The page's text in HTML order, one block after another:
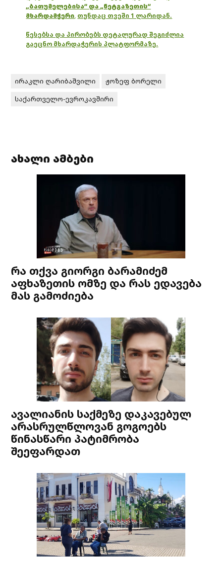
„ბათუმელებისა“ და „ნეტგაზეთის“
მხარდამჭერი, თუნდაც თვეში 1 ლარიდან.
წესებსა და პირობებს დეტალურად შეგიძლია
გაეცნო მხარდაჭერის პლატფორმაზე.
ირაკლი ღარიბაშვილი
ჟოზეფ ბორელი
საქართველო-ევროკავშირი
ახალი ამბები
რა თქვა გიორგი ბარამიძემ
აფხაზეთის ომზე და რას ედავება
მას გამოძიება
ავალიანის საქმეზე დაკავებულ
არასრულწლოვან გოგოებს
წინასწარი პატიმრობა
შეეფარდათ